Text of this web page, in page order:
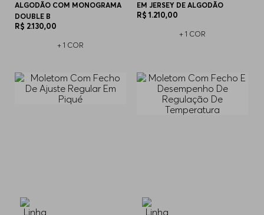
ALGODÃO COM MONOGRAMA
DOUBLE B
R$ 2.130,00
+ 1 COR
EM JERSEY DE ALGODÃO
R$ 1.210,00
+ 1 COR